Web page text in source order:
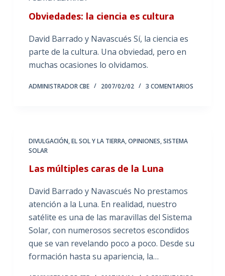
Obviedades: la ciencia es cultura
David Barrado y Navascués Sí, la ciencia es
parte de la cultura. Una obviedad, pero en
muchas ocasiones lo olvidamos.
ADMINISTRADOR CBE 2007/02/02 3 COMENTARIOS
DIVULGACIÓN,EL SOL Y LA TIERRA,OPINIONES,SISTEMA
SOLAR
Las múltiples caras de la Luna
David Barrado y Navascués No prestamos
atención a la Luna. En realidad, nuestro
satélite es una de las maravillas del Sistema
Solar, con numerosos secretos escondidos
que se van revelando poco a poco. Desde su
formación hasta su apariencia, la…